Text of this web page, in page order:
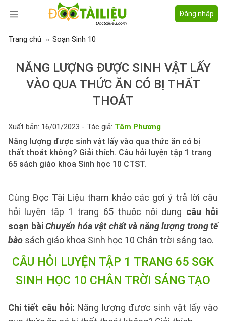
Đăng nhập
Trang chủ Soạn Sinh 10
NĂNG LƯỢNG ĐƯỢC SINH VẬT LẤY
VÀO QUA THỨC ĂN CÓ BỊ THẤT
THOÁT
Xuất bản: 16/01/2023 - Tác giả: Tâm Phương
Năng lượng được sinh vật lấy vào qua thức ăn có bị
thất thoát không? Giải thích. Câu hỏi luyện tập 1 trang
65 sách giáo khoa Sinh học 10 CTST.
Cùng Đọc Tài Liệu tham khảo các gợi ý trả lời câu
hỏi luyện tập 1 trang 65 thuộc nội dung câu hỏi
soạn bàiChuyển hóa vật chất và năng lượng trong tế
bào sách giáo khoa Sinh học 10 Chân trời sáng tạo.
CÂU HỎI LUYỆN TẬP 1 TRANG 65 SGK
SINH HỌC 10 CHÂN TRỜI SÁNG TẠO
Chi tiết câu hỏi: Năng lượng được sinh vật lấy vào